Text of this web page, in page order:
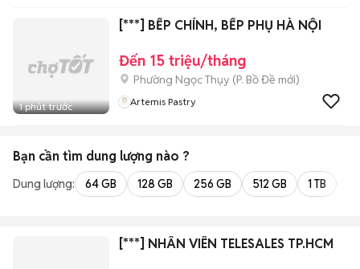
1 phút trước
[***] BẾP CHÍNH, BẾP PHỤ HÀ NỘI
Đến 15 triệu/tháng
Phường Ngọc Thụy (P. Bồ Đề mới)
Artemis Pastry
Bạn cần tìm dung lượng nào ?
Dung lượng: 64 GB 128 GB 256 GB 512 GB 1 TB
[***] NHÂN VIÊN TELESALES TP.HCM